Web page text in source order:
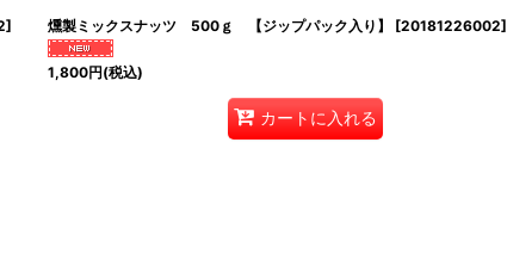
] 燻製ミックスナッツ 500ｇ 【ジップパック入り】 [20181226002]
1,800円(税込)
カートに入れる